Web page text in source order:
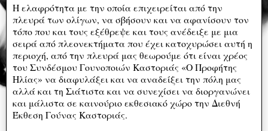
Η ελαφρότητα με την οποία επιχειρείται από την
πλευρά των ολίγων, να σβήσουν και να αφανίσουν τον
τόπο που και τους εξέθρεψε και τους ανέδειξε με μια
σειρά από πλεονεκτήματα που έχει κατοχυρώσει αυτή η
περιοχή, από την πλευρά μας θεωρούμε ότι είναι χρέος
του Συνδέσμου Γουνοποιών Καστοριάς «Ο Προφήτης
Ηλίας» να διαφυλάξει και να αναδείξει την πόλη μας
αλλά και τη Σιάτιστα και να συνεχίσει να διοργανώνει
και μάλιστα σε καινούριο εκθεσιακό χώρο την Διεθνή
Έκθεση Γούνας Καστοριάς.